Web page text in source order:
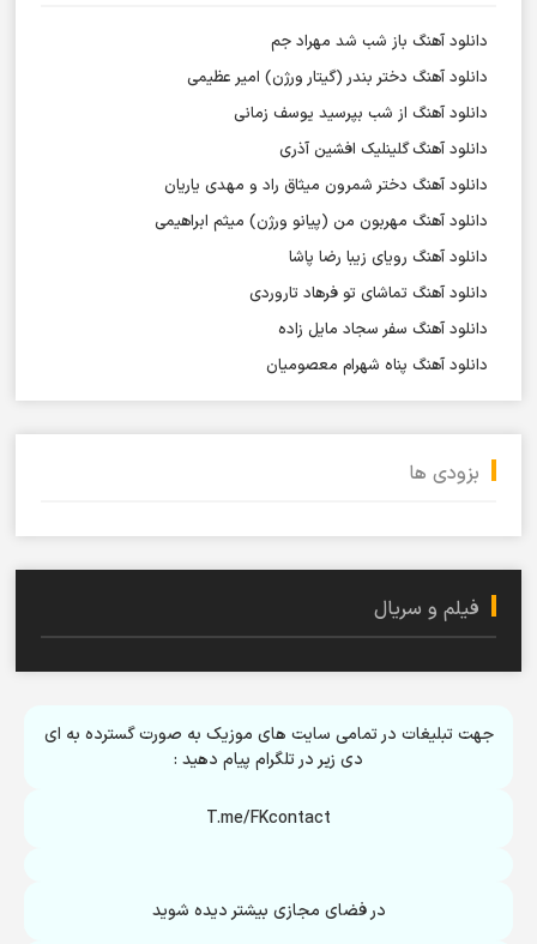
دانلود آهنگ باز شب شد مهراد جم
دانلود آهنگ دختر بندر (گیتار ورژن) امیر عظیمی
دانلود آهنگ از شب بپرسید یوسف زمانی
دانلود آهنگ گلینلیک افشین آذری
دانلود آهنگ دختر شمرون میثاق راد و مهدی یاریان
دانلود آهنگ مهربون من (پیانو ورژن) میثم ابراهیمی
دانلود آهنگ رویای زیبا رضا پاشا
دانلود آهنگ تماشای تو فرهاد تاروردی
دانلود آهنگ سفر سجاد مایل زاده
دانلود آهنگ پناه شهرام معصومیان
بزودی ها
فیلم و سریال
جهت تبلیغات در تمامی سایت های موزیک به صورت گسترده به ای
دی زیر در تلگرام پیام دهید :
T.me/FKcontact
در فضای مجازی بیشتر دیده شوید